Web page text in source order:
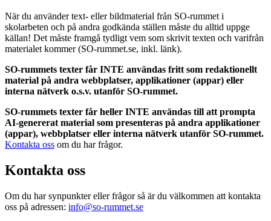
När du använder text- eller bildmaterial från SO-rummet i
skolarbeten och på andra godkända ställen måste du alltid uppge
källan! Det måste framgå tydligt vem som skrivit texten och varifrån
materialet kommer (SO-rummet.se, inkl. länk).
SO-rummets texter får INTE användas fritt som redaktionellt
material på andra webbplatser, applikationer (appar) eller
interna nätverk o.s.v. utanför SO-rummet.
SO-rummets texter får heller INTE användas till att prompta
AI-genererat material som presenteras på andra applikationer
(appar), webbplatser eller interna nätverk utanför SO-rummet.
Kontakta oss om du har frågor.
Kontakta oss
Om du har synpunkter eller frågor så är du välkommen att kontakta
oss på adressen: info@so-rummet.se